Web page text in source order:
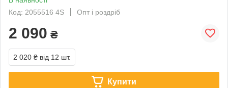
Код: 2055516 4S
Опт і роздріб
2 090 ₴
2 020 ₴ від 12 шт.
Купити